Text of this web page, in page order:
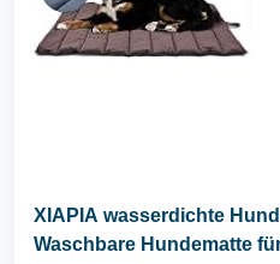
XIAPIA wasserdichte
Waschbare Hundematte